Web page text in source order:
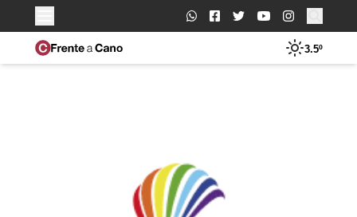
Buscar:
3.5º